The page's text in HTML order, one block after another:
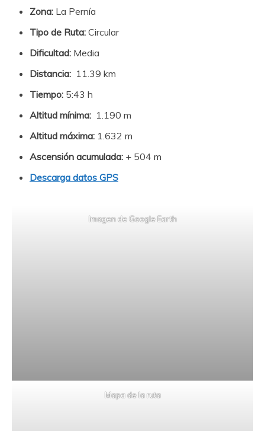
Zona: La Pernía
Tipo de Ruta: Circular
Dificultad: Media
Distancia: 11.39 km
Tiempo: 5:43 h
Altitud mínima: 1.190 m
Altitud máxima: 1.632 m
Ascensión acumulada: + 504 m
Descarga datos GPS
Imagen de Google Earth
Mapa de la ruta